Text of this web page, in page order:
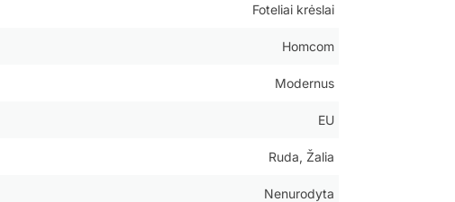
Foteliai krėslai
Homcom
Modernus
EU
Ruda, Žalia
Nenurodyta